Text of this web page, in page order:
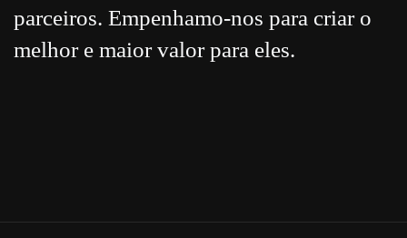
parceiros. Empenhamo-nos para criar o
melhor e maior valor para eles.